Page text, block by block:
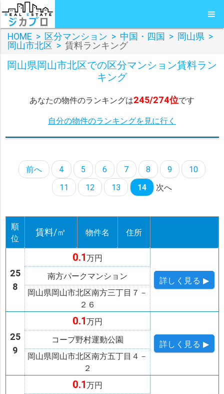
HOME > 区分マンション > 中国・四国 > 岡山県 >
岡山市北区 > 賃料ランキング
岡山県岡山市北区での区分マンション賃料ラン
キング
あなたの物件のランキングは245/274位です
自分の物件のランキングを見に行く
前へ 4 5 6 7 8 9
10
11
12 13 14 次へ
順
位
賃料/㎡ 物件名 住所
25
8
0.1万円
詳しく 見る ▶
南方パークマンション
岡山県岡山市北区南方三丁目７－
２６
25
9
0.1万円
詳しく 見る ▶
コープ野村運動公園
岡山県岡山市北区南方五丁目４－
２
0.1万円